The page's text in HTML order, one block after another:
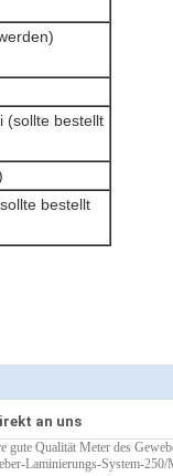
(sollte bestellt
bestellt
an uns